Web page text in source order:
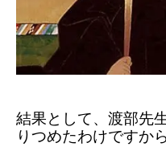
結果として、 渡部先
りつめたわけですから